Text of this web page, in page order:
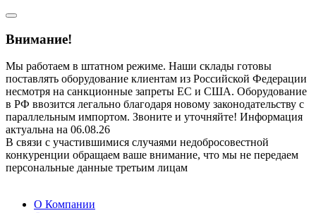
Внимание!
Мы работаем в штатном режиме. Наши склады готовы
поставлять оборудование клиентам из Российской Федерации
несмотря на санкционные запреты ЕС и США. Оборудование
в РФ ввозится легально благодаря новому законодательству с
параллельным импортом. Звоните и уточняйте! Информация
актуальна на 06.08.26
В связи с участившимися случаями недобросовестной
конкуренции обращаем ваше внимание, что мы не передаем
персональные данные третьим лицам
О Компании